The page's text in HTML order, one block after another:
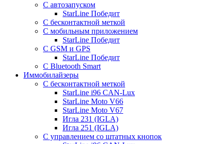
С автозапуском
StarLine Победит
С бесконтактной меткой
С мобильным приложением
StarLine Победит
С GSM и GPS
StarLine Победит
С Bluetooth Smart
Иммобилайзеры
С бесконтактной меткой
StarLine i96 CAN-Lux
StarLine Moto V66
StarLine Moto V67
Игла 231 (IGLA)
Игла 251 (IGLA)
С управлением со штатных кнопок